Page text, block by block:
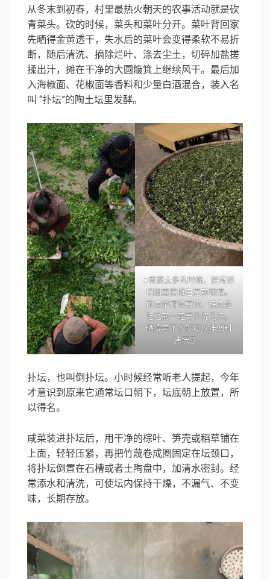
从冬末到初春，村里最热火朝天的农事活动就是砍
青菜头。砍的时候，菜头和菜叶分开。菜叶背回家
先晒得金黄透干，失水后的菜叶会变得柔软不易折
断，随后清洗、摘除烂叶、涤去尘土，切碎加盐搓
揉出汁，摊在干净的大圆簸箕上继续风干。最后加
入海椒面、花椒面等香料和少量白酒混合，装入名
叫 “扑坛”的陶土坛里发酵。
●青菜太多的时候，经常是
切细直接摊在屋前坝晒。
优点是晒得更快，缺点是
吃之前一定要多洗几次。
晒得差不多就可以拌调料
装坛了。
扑坛，也叫倒扑坛。小时候经常听老人提起，今年
才意识到原来它通常坛口朝下，坛底朝上放置，所
以得名。
咸菜装进扑坛后，用干净的棕叶、笋壳或稻草铺在
上面，轻轻压紧，再把竹蔑卷成圈固定在坛颈口，
将扑坛倒置在石槽或者土陶盘中，加清水密封。经
常添水和清洗，可使坛内保持干燥，不漏气、不变
味，长期存放。